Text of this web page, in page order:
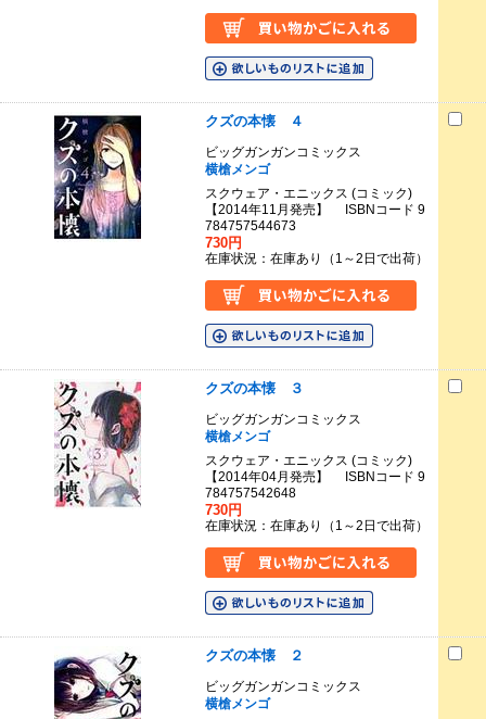
クズの本懐 ４
ビッグガンガンコミックス
横槍メンゴ
スクウェア・エニックス (コミック)
【2014年11月発売】 ISBNコード 9
784757544673
730円
在庫状況：在庫あり（1～2日で出荷）
クズの本懐 ３
ビッグガンガンコミックス
横槍メンゴ
スクウェア・エニックス (コミック)
【2014年04月発売】 ISBNコード 9
784757542648
730円
在庫状況：在庫あり（1～2日で出荷）
クズの本懐 ２
ビッグガンガンコミックス
横槍メンゴ